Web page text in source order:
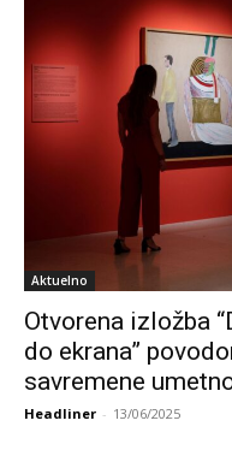
Aktuelno
Otvorena izložba
do ekrana”
savremene
Headliner - 13/06/2025